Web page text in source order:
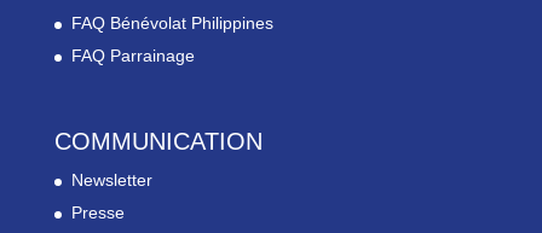
FAQ Bénévolat Philippines
FAQ Parrainage
COMMUNICATION
Newsletter
Presse